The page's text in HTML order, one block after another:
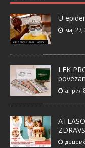
U
мај 27,
LEK
април